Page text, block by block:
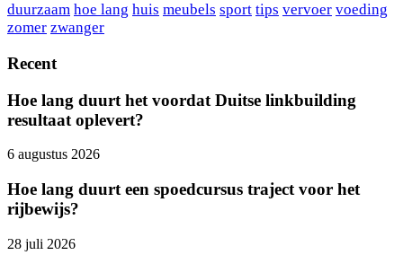
duurzaam hoe lang huis meubels sport tips vervoer voeding
zomer zwanger
Recent
Hoe lang duurt het voordat Duitse linkbuilding
resultaat oplevert?
6 augustus 2026
Hoe lang duurt een spoedcursus traject voor het
rijbewijs?
28 juli 2026